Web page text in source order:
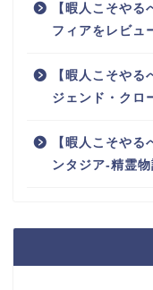
【暇人こそや
フィアをレビュ
【暇人こそや
ジェンド・クロ
【暇人こそや
ンタジア-精霊